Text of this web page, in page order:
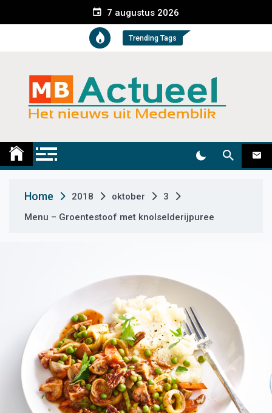
e
t
7 augustus 2026
Trending Tags
Medemblik Actueel
Home 2018 oktober
3
Menu – Groentestoof met knolselderijpuree